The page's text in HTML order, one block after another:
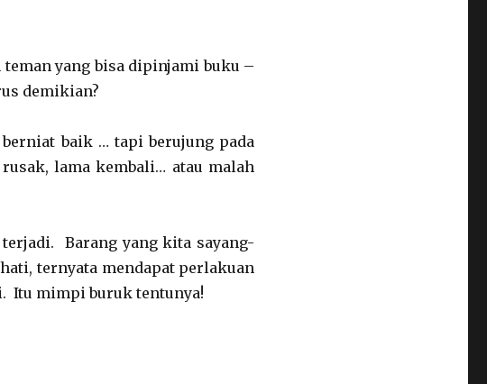
yang bisa dipinjami buku –
demikian?
baik … tapi berujung pada
lama kembali… atau malah
Barang yang kita sayang-
ternyata mendapat perlakuan
Itu mimpi buruk tentunya!